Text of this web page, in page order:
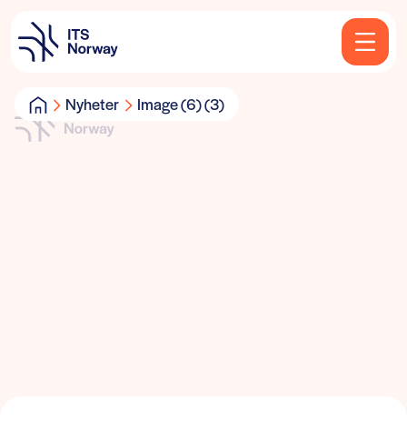
Nyheter Image (6) (3)